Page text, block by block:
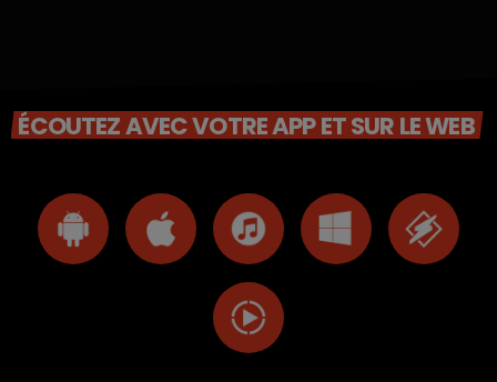
ÉCOUTEZ AVEC VOTRE APP ET SUR LE WEB